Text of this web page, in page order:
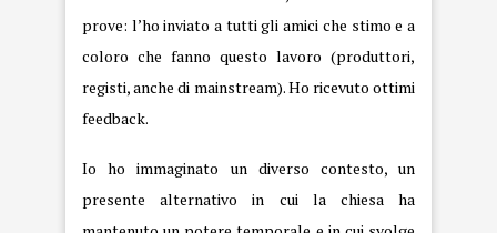
prove: l’ho inviato a tutti gli amici che stimo e a
coloro che fanno questo lavoro (produttori,
registi, anche di mainstream). Ho ricevuto ottimi
feedback.
Io ho immaginato un diverso contesto, un
presente alternativo in cui la chiesa ha